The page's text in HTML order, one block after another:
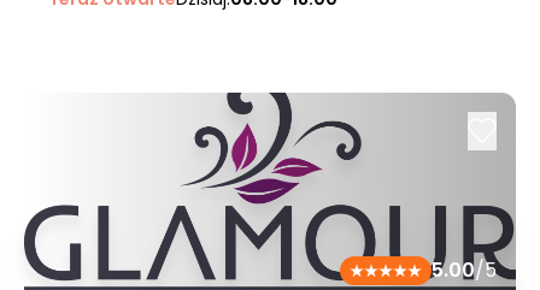
5.00/5